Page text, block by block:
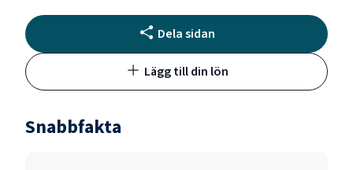
Dela sidan
Lägg till din lön
Snabbfakta